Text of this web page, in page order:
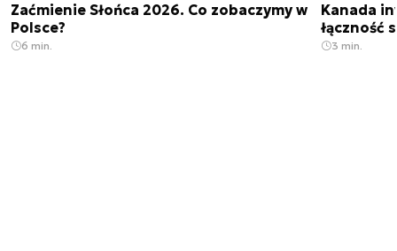
Zaćmienie Słońca 2026. Co zobaczymy w
Polsce?
6 min.
Kanada
łączność
3 min.